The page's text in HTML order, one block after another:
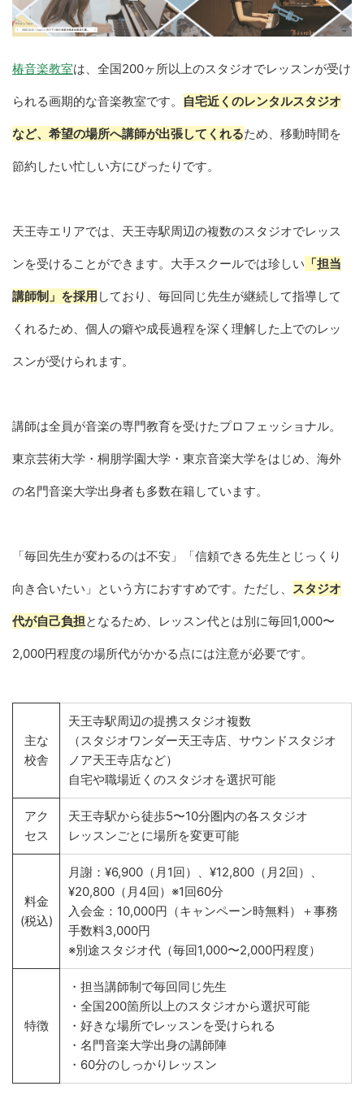
椿音楽教室は、全国200ヶ所以上のスタジオでレッスンが受け
られる画期的な音楽教室です。 自宅近くのレンタルスタジオ
など、希望の場所へ講師が出張してくれるため、移動時間を
節約したい忙しい方にぴったりです。
天王寺エリアでは、天王寺駅周辺の複数のスタジオでレッス
ンを受けることができます。大手スクールでは珍しい 「担当
講師制」を採用 しており、毎回同じ先生が継続して指導して
くれるため、個人の癖や成長過程を深く理解した上でのレッ
スンが受けられます。
講師は全員が音楽の専門教育を受けたプロフェッショナル。
東京芸術大学・桐朋学園大学・東京音楽大学をはじめ、海外
の名門音楽大学出身者も多数在籍しています。
「毎回先生が変わるのは不安」「信頼できる先生とじっくり
向き合いたい」という方におすすめです。ただし、 スタジオ
代が自己負担となるため、レッスン代とは別に毎回1,000〜
2,000円程度の場所代がかかる点には注意が必要です。
主な
校舎
天王寺駅周辺の提携スタジオ複数
（スタジオワンダー天王寺店、サウンドスタジオ
ノア天王寺店など）
自宅や職場近くのスタジオを選択可能
アク
セス
天王寺駅から徒歩5〜10分圏内の各スタジオ
レッスンごとに場所を変更可能
料金
(税込)
月謝：¥6,900（月1回）、¥12,800（月2回）、
¥20,800（月4回）※1回60分
入会金：10,000円（キャンペーン時無料）＋事務
手数料3,000円
※別途スタジオ代（毎回1,000〜2,000円程度）
特徴
・担当講師制で毎回同じ先生
・全国200箇所以上のスタジオから選択可能
・好きな場所でレッスンを受けられる
・名門音楽大学出身の講師陣
・60分のしっかりレッスン